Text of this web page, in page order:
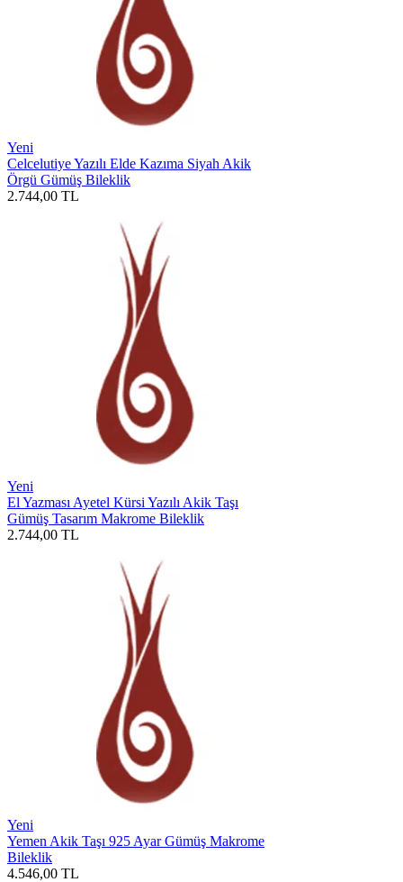
Yeni
Celcelutiye Yazılı Elde Kazıma Siyah Akik
Örgü Gümüş Bileklik
2.744,00 TL
Yeni
El Yazması Ayetel Kürsi Yazılı Akik Taşı
Gümüş Tasarım Makrome Bileklik
2.744,00 TL
Yeni
Yemen Akik Taşı 925 Ayar Gümüş Makrome
Bileklik
4.546,00 TL